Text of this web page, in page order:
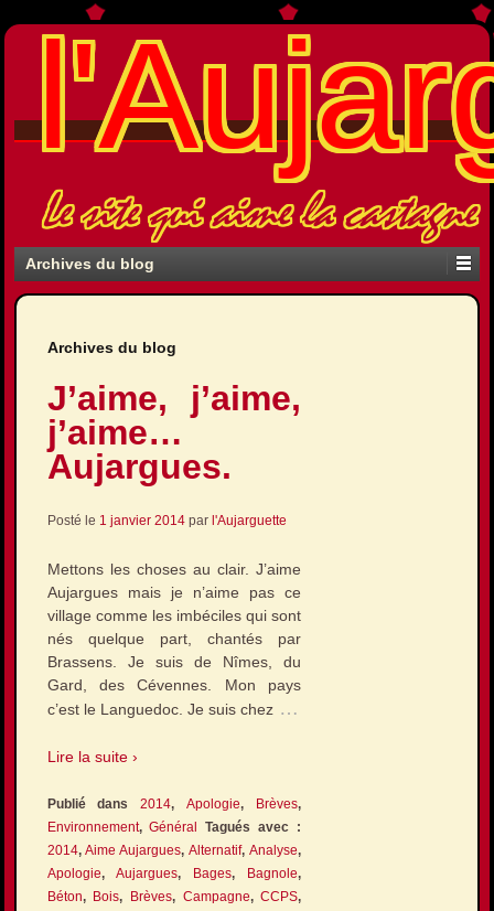
Le site qui aime la castagne
Archives du blog
Archives du blog
J’aime, j’aime,
j’aime…
Aujargues.
Posté le 1 janvier 2014par l'Aujarguette
Mettons les choses au clair. J’aime
Aujargues mais je n’aime pas ce
village comme les imbéciles qui sont
nés quelque part, chantés par
Brassens. Je suis de Nîmes, du
Gard, des Cévennes. Mon pays
c’est le Languedoc. Je suis chez …
Lire la suite ›
Publié dans2014,Apologie, Brèves,
Environnement,Général
Tagués avec :
2014,Aime Aujargues,Alternatif,Analyse,
Apologie,Aujargues, Bages, Bagnole,
Béton, Bois, Brèves, Campagne,CCPS,